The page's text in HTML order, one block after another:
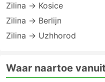
Zilina → Kosice
Zilina → Berlijn
Zilina → Uzhhorod
Waar naartoe